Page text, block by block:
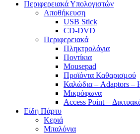
Περιφερειακά Υπολογιστών
Αποθήκευση
USB Stick
CD-DVD
Περιφερειακά
Πληκτρολόγια
Ποντίκια
Mousepad
Προϊόντα Καθαρισμού
Καλώδια – Adaptors –
Μικρόφωνα
Access Point –
Είδη Πάρτυ
Κεριά
Μπαλόνια